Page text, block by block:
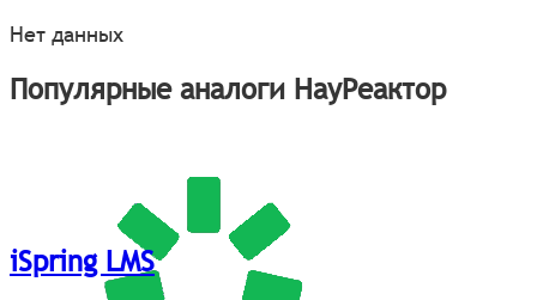
Нет данных
Популярные аналоги НауРеактор
iSpring LMS